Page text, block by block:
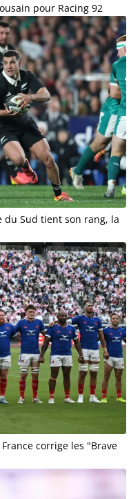
pour Racing 92
Sud tient son rang, la
corrige les "Brave